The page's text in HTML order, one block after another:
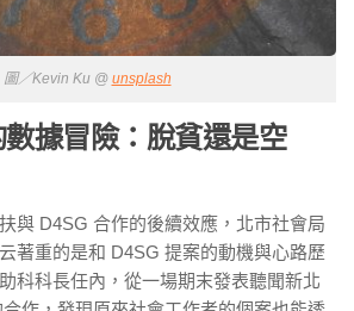
圖／Kevin Ku @ unsplash
據冒險：脫貧還是空
與 D4SG 合作的後續效應，北市社會局
著重的是和 D4SG 提案的動機與心路歷
科科長任內，從一場期末發表聽聞新北